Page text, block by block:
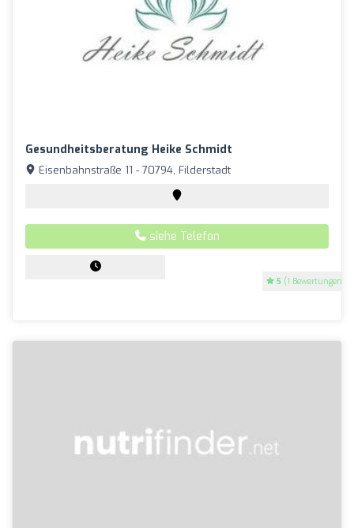
Gesundheitsberatung Heike Schmidt
5 (1 Bewertungen)
Eisenbahnstraße 11 - 70794, Filderstadt
siehe Telefon